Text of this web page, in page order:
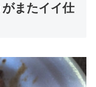
またイイ仕